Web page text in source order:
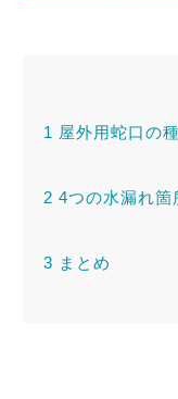
1 屋外用蛇口の
2 4つの水漏れ箇
3 まとめ